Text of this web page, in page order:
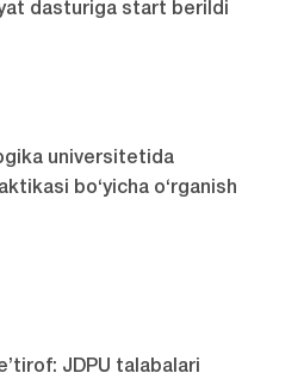
dasturiga start berildi
universitetida
bo‘yicha o‘rganish
JDPU talabalari